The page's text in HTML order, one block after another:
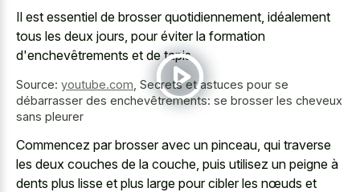
Il est essentiel de brosser quotidiennement, idéalement
tous les deux jours, pour éviter la formation
d'enchevêtrements et de tapis.
Source: youtube.com Secrets et astuces pour se
débarrasser des enchevêtrements: se brosser les cheveux
sans pleurer
Commencez par brosser avec un pinceau, qui traverse
les deux couches de la couche, puis utilisez un peigne à
dents plus lisse et plus large pour cibler les nœuds et